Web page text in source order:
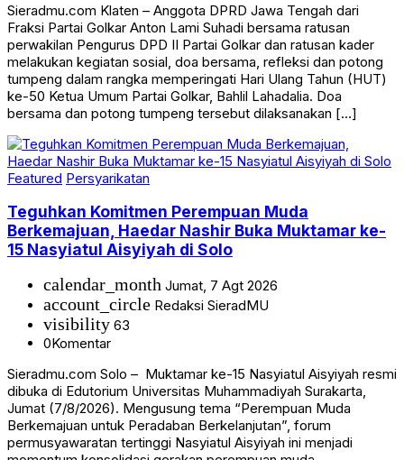
Sieradmu.com Klaten – Anggota DPRD Jawa Tengah dari
Fraksi Partai Golkar Anton Lami Suhadi bersama ratusan
perwakilan Pengurus DPD II Partai Golkar dan ratusan kader
melakukan kegiatan sosial, doa bersama, refleksi dan potong
tumpeng dalam rangka memperingati Hari Ulang Tahun (HUT)
ke-50 Ketua Umum Partai Golkar, Bahlil Lahadalia. Doa
bersama dan potong tumpeng tersebut dilaksanakan […]
Featured Persyarikatan
Teguhkan Komitmen Perempuan Muda
Berkemajuan, Haedar Nashir Buka Muktamar ke-
15 Nasyiatul Aisyiyah di Solo
calendar_month Jumat, 7 Agt 2026
account_circle Redaksi SieradMU
visibility 63
0Komentar
Sieradmu.com Solo – Muktamar ke-15 Nasyiatul Aisyiyah resmi
dibuka di Edutorium Universitas Muhammadiyah Surakarta,
Jumat (7/8/2026). Mengusung tema “Perempuan Muda
Berkemajuan untuk Peradaban Berkelanjutan”, forum
permusyawaratan tertinggi Nasyiatul Aisyiyah ini menjadi